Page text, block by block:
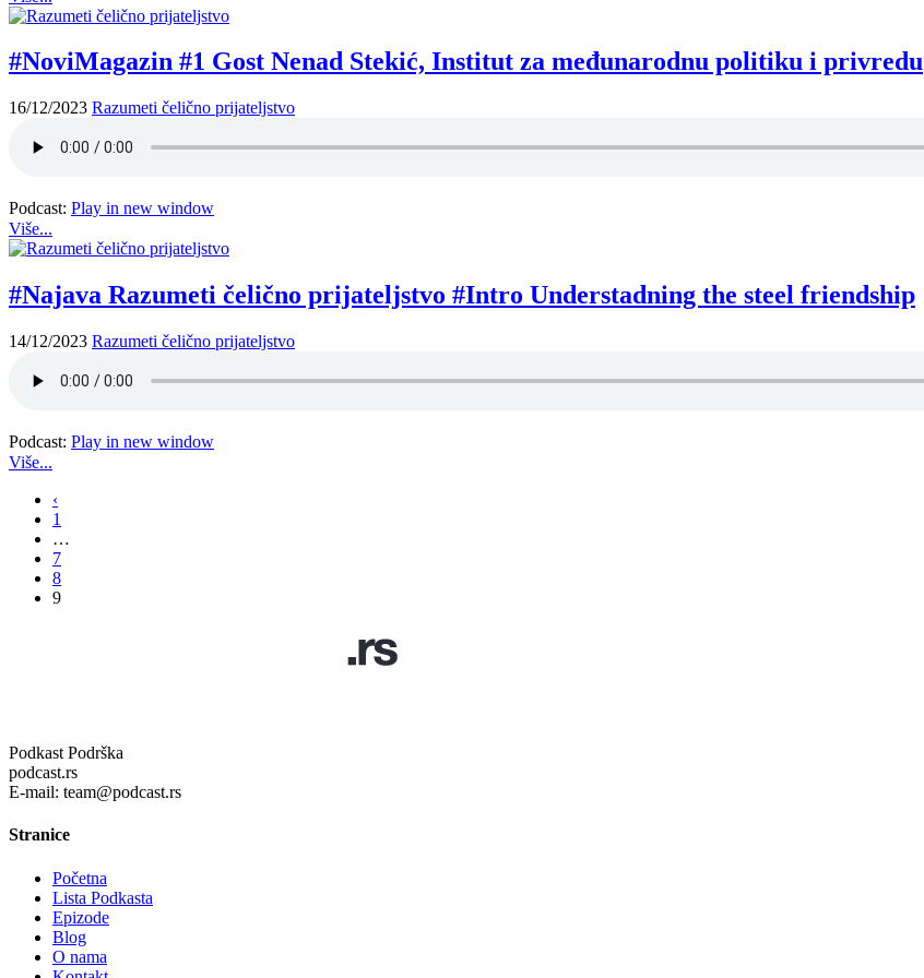
#NoviMagazin #1 Gost Nenad Stekić, Institut za međunarodnu politiku i privredu
16/12/2023 Razumeti čelično prijateljstvo
Podcast: Play in new window
Više...
#Najava Razumeti čelično prijateljstvo #Intro Understadning the steel friendship
14/12/2023 Razumeti čelično prijateljstvo
Podcast: Play in new window
Više...
‹
1
…
7
8
9
Podkast Podrška
podcast.rs
E-mail: team@podcast.rs
Stranice
Početna
Lista Podkasta
Epizode
Blog
O nama